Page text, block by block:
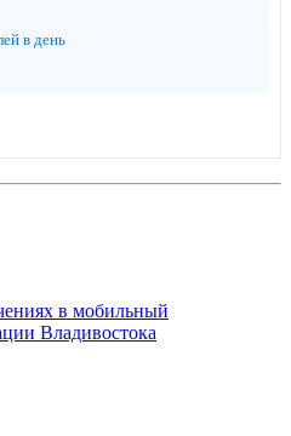
в день
в мобильный
Владивостока